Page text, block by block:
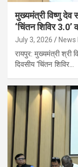
मुख्यमंत्री विष्णु देव
‘चिंतन शिविर
July 3, 2026 News
रायपुर: मुख्यमंत्री श्री
दिवसीय ‘चिंतन शिविर…